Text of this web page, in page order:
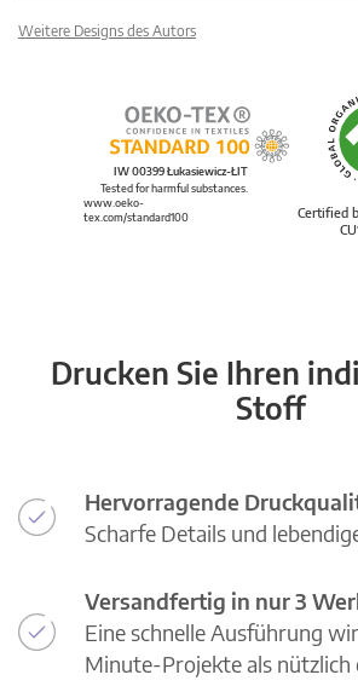
Weitere Designs des Autors
Certified
IW 00399 Łukasiewicz-ŁIT
Tested for harmful substances.
www.oeko-
tex.com/standard100
Drucken Sie Ihren
Stoff
Hervorragende
Scharfe Details und
Versandfertig in nur 3
Eine schnelle Ausführung
Minute-Projekte als nützlich